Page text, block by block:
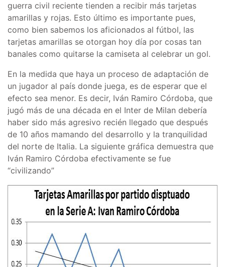
guerra civil reciente tienden a recibir más tarjetas
amarillas y rojas. Esto último es importante pues,
como bien sabemos los aficionados al fútbol, las
tarjetas amarillas se otorgan hoy día por cosas tan
banales como quitarse la camiseta al celebrar un gol.
En la medida que haya un proceso de adaptación de
un jugador al país donde juega, es de esperar que el
efecto sea menor. Es decir, Iván Ramiro Córdoba, que
jugó más de una década en el Inter de Milan debería
haber sido más agresivo recién llegado que después
de 10 años mamando del desarrollo y la tranquilidad
del norte de Italia. La siguiente gráfica demuestra que
Iván Ramiro Córdoba efectivamente se fue
“civilizando”